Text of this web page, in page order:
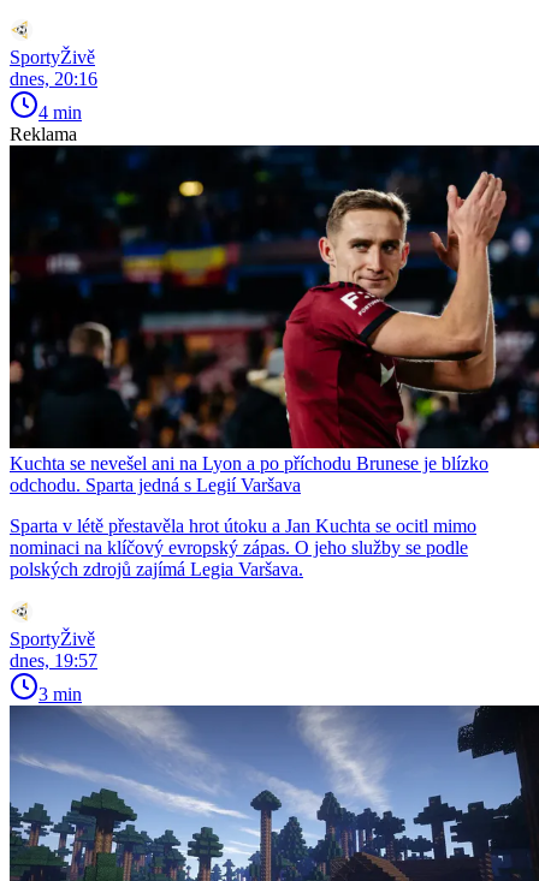
SportyŽivě
dnes, 20:16
4 min
Reklama
Kuchta se nevešel ani na Lyon a po příchodu Brunese je blízko
odchodu. Sparta jedná s Legií Varšava
Sparta v létě přestavěla hrot útoku a Jan Kuchta se ocitl mimo
nominaci na klíčový evropský zápas. O jeho služby se podle
polských zdrojů zajímá Legia Varšava.
SportyŽivě
dnes, 19:57
3 min